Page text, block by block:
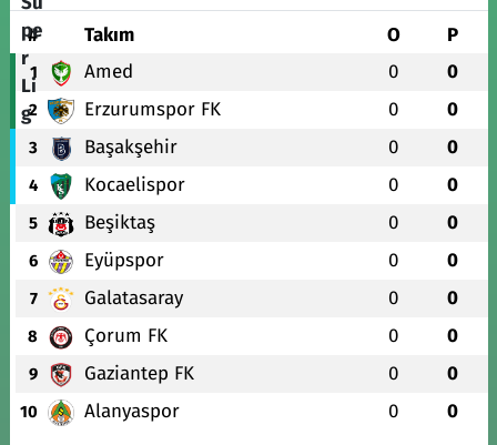
# Takım O P
1 Amed 0 0
2 Erzurumspor FK 0 0
3 Başakşehir 0 0
4 Kocaelispor 0 0
5 Beşiktaş 0 0
6 Eyüpspor 0 0
7 Galatasaray 0 0
8 Çorum FK 0 0
9 Gaziantep FK 0 0
10 Alanyaspor 0 0